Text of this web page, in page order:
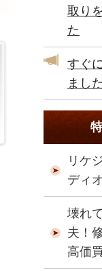
取り
た
すぐ
まし
リケ
ディ
壊れ
夫！
高価